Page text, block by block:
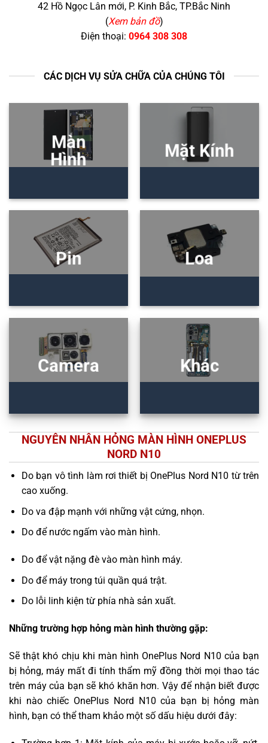
42 Hồ Ngọc Lân mới, P. Kinh Bắc, TP.Bắc Ninh
(Xem bản đồ)
Điện thoại: 0964 308 308
CÁC DỊCH VỤ SỬA CHỮA CỦA CHÚNG TÔI
Màn
Hình
Mặt Kính
Pin Loa
Camera Khác
NGUYÊN NHÂN HỎNG MÀN HÌNH ONEPLUS
NORD N10
Do bạn vô tình làm rơi thiết bị OnePlus Nord N10 từ trên
cao xuống.
Do va đập mạnh với những vật cứng, nhọn.
Do để nước ngấm vào màn hình.
Do để vật nặng đè vào màn hình máy.
Do để máy trong túi quần quá trật.
Do lỗi linh kiện từ phía nhà sản xuất.
Những trường hợp hỏng màn hình thường gặp:
Sẽ thật khó chịu khi màn hình OnePlus Nord N10 của bạn
bị hỏng, máy mất đi tính thẩm mỹ đồng thời mọi thao tác
trên máy của bạn sẽ khó khăn hơn. Vậy để nhận biết được
khi nào chiếc OnePlus Nord N10 của bạn bị hỏng màn
hình, bạn có thể tham khảo một số dấu hiệu dưới đây: